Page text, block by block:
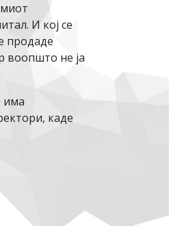
И кој се
продаде
воопшто не ја
има
каде